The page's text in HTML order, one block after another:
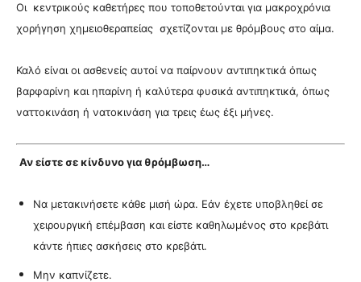
Οι κεντρικούς καθετήρες που τοποθετούνται για μακροχρόνια
χορήγηση χημειοθεραπείας σχετίζονται με θρόμβους στο αίμα.
Καλό είναι οι ασθενείς αυτοί να παίρνουν αντιπηκτικά όπως
βαρφαρίνη και ηπαρίνη ή καλύτερα φυσικά αντιπηκτικά, όπως
ναττοκινάση ή νατοκινάση για τρεις έως έξι μήνες.
Αν είστε σε κίνδυνο για θρόμβωση…
Να μετακινήσετε κάθε μισή ώρα. Εάν έχετε υποβληθεί σε
χειρουργική επέμβαση και είστε καθηλωμένος στο κρεβάτι
κάντε ήπιες ασκήσεις στο κρεβάτι.
Μην καπνίζετε.